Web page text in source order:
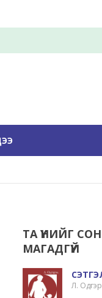
ТА ҮҮНИЙГ
МАГАДГҮЙ
Л.